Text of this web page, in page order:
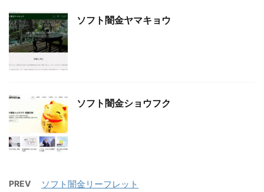
ソフト闇金ヤマキョウ
ソフト闇金ショウフク
PREV ソフト闇金リーフレット